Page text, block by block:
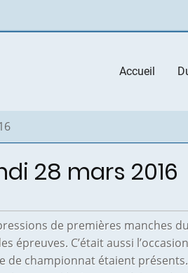
Main
Accueil
28 mars 2016
de premières
épreuves. C’était aussi
de championnat étaient